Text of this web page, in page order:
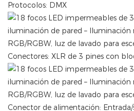
Protocolos: DMX
Conectores: XLR de 3 pines con
Conector de alimentación: